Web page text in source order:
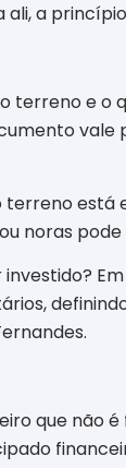
a
e
noras
que não